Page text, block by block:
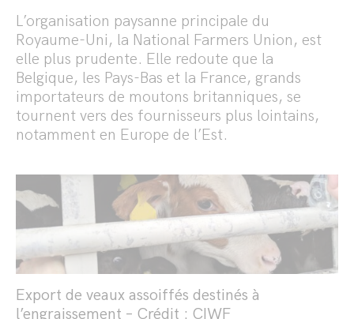
L’organisation paysanne principale du
Royaume-Uni, la National Farmers Union, est
elle plus prudente. Elle redoute que la
Belgique, les Pays-Bas et la France, grands
importateurs de moutons britanniques, se
tournent vers des fournisseurs plus lointains,
notamment en Europe de l’Est.
Export de veaux assoiffés destinés à
l’engraissement – Crédit : CIWF